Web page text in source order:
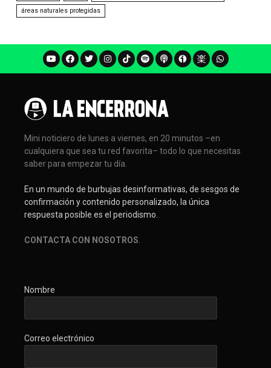
áreas naturales protegidas
Mini noticiero de lunes a viernes, en 20 minutos –en
cualquiera que sea tu red favorita– todo lo que necesitas
saber para empezar tu día.
En un mundo de burbujas desinformativas, de sesgos de
confirmación y contenido personalizado, la única
respuesta posible es el periodismo.
CONTACTA CON NOSOTROS
Nombre
Correo electrónico